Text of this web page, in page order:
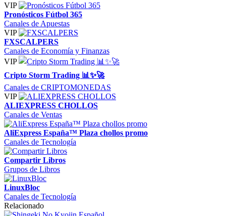
VIP
Pronósticos Fútbol 365
Canales de Apuestas
VIP
FXSCALPERS
Canales de Economía y Finanzas
VIP
Cripto Storm Trading 📊✨🚀
Canales de CRIPTOMONEDAS
VIP
ALIEXPRESS CHOLLOS
Canales de Ventas
AliExpress España™ Plaza chollos promo
Canales de Tecnología
Compartir Libros
Grupos de Libros
LinuxBloc
Canales de Tecnología
Relacionado